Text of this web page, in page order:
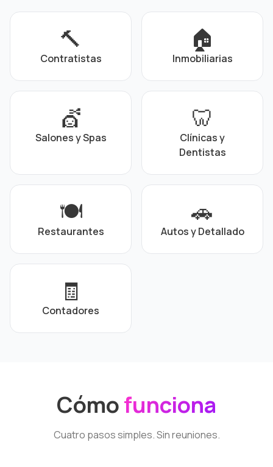
🔨
Contratistas
🏠
Inmobiliarias
💇
Salones y Spas
🦷
Clínicas y
Dentistas
🍽️
Restaurantes
🚗
Autos y Detallado
🧾
Contadores
Cómofunciona
Cuatro pasos simples. Sin reuniones.